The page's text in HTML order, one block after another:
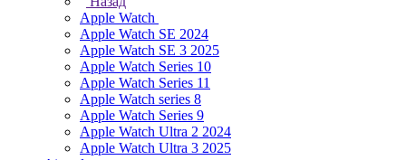
Apple Watch
Apple Watch SE 2024
Apple Watch SE 3 2025
Apple Watch Series 10
Apple Watch Series 11
Apple Watch series 8
Apple Watch Series 9
Apple Watch Ultra 2 2024
Apple Watch Ultra 3 2025